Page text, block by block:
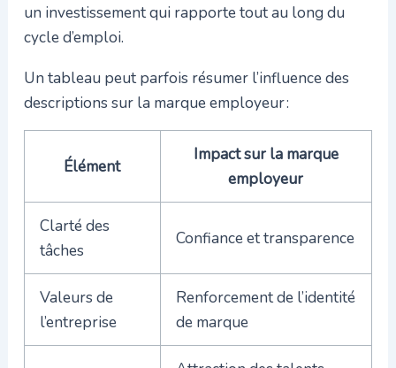
un investissement qui rapporte tout au long du
cycle d’emploi.
Un tableau peut parfois résumer l’influence des
descriptions sur la marque employeur :
Élément
Impact sur la marque
employeur
Clarté des
tâches
Confiance et transparence
Valeurs de
l’entreprise
Renforcement de l’identité
de marque